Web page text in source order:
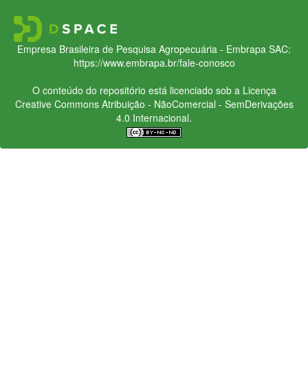
Empresa Brasileira de Pesquisa Agropecuária - Embrapa SAC:
https://www.embrapa.br/fale-conosco
O conteúdo do repositório está licenciado sob a Licença
Creative CommonsAtribuição - NãoComercial - SemDerivações
4.0 Internacional.